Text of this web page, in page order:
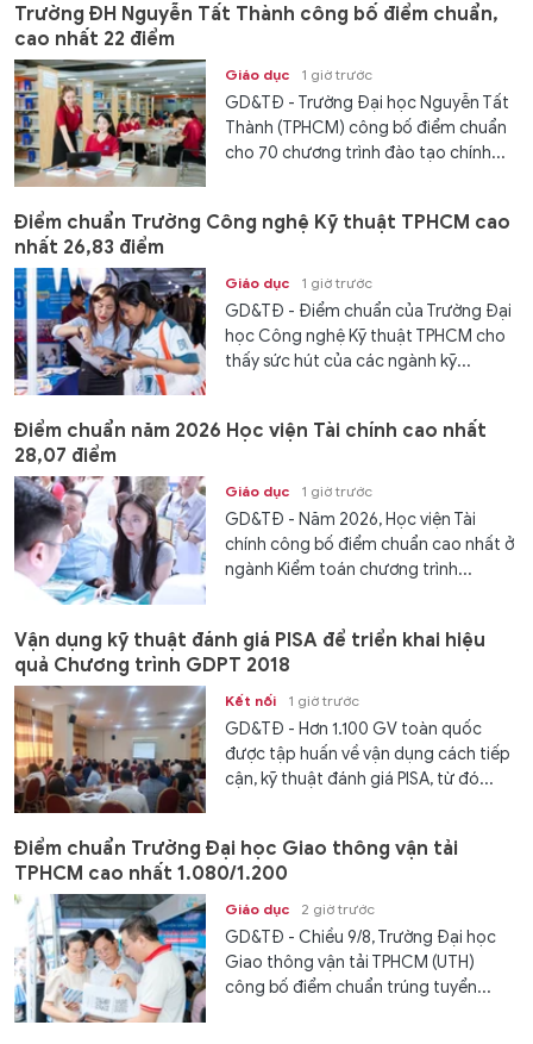
Trường ĐH Nguyễn Tất Thành công bố điểm chuẩn,
cao nhất 22 điểm
Giáo dục 1 giờ trước
GD&TĐ - Trường Đại học Nguyễn Tất
Thành (TPHCM) công bố điểm chuẩn
cho 70 chương trình đào tạo chính...
Điểm chuẩn Trường Công nghệ Kỹ thuật TPHCM cao
nhất 26,83 điểm
Giáo dục 1 giờ trước
GD&TĐ - Điểm chuẩn của Trường Đại
học Công nghệ Kỹ thuật TPHCM cho
thấy sức hút của các ngành kỹ...
Điểm chuẩn năm 2026 Học viện Tài chính cao nhất
28,07 điểm
Giáo dục 1 giờ trước
GD&TĐ - Năm 2026, Học viện Tài
chính công bố điểm chuẩn cao nhất ở
ngành Kiểm toán chương trình...
Vận dụng kỹ thuật đánh giá PISA để triển khai hiệu
quả Chương trình GDPT 2018
Kết nối 1 giờ trước
GD&TĐ - Hơn 1.100 GV toàn quốc
được tập huấn về vận dụng cách tiếp
cận, kỹ thuật đánh giá PISA, từ đó...
Điểm chuẩn Trường Đại học Giao thông vận tải
TPHCM cao nhất 1.080/1.200
Giáo dục 2 giờ trước
GD&TĐ - Chiều 9/8, Trường Đại học
Giao thông vận tải TPHCM (UTH)
công bố điểm chuẩn trúng tuyển...